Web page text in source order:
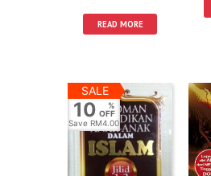
READ MORE
SALE
10
%
OFF
Save RM4.00